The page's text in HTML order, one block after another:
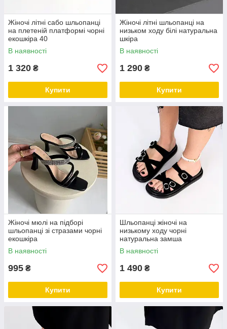
Жіночі літні сабо шльопанці
на плетеній платформі чорні
екошкіра 40
В наявності
1 320 ₴
Купити
Жіночі літні шльопанці на
низьком ходу білі натуральна
шкіра
В наявності
1 290 ₴
Купити
Жіночі мюлі на підборі
шльопанці зі стразами чорні
екошкіра
В наявності
995 ₴
Купити
Шльопанці жіночі на
низькому ходу чорні
натуральна замша
В наявності
1 490 ₴
Купити